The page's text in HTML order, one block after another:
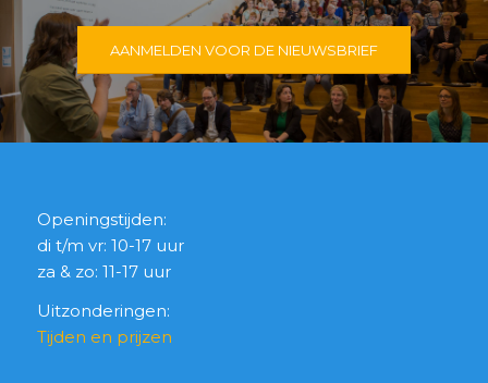
AANMELDEN VOOR DE NIEUWSBRIEF
Openingstijden:
di t/m vr: 10-17 uur
za & zo: 11-17 uur
Uitzonderingen:
Tijden en prijzen